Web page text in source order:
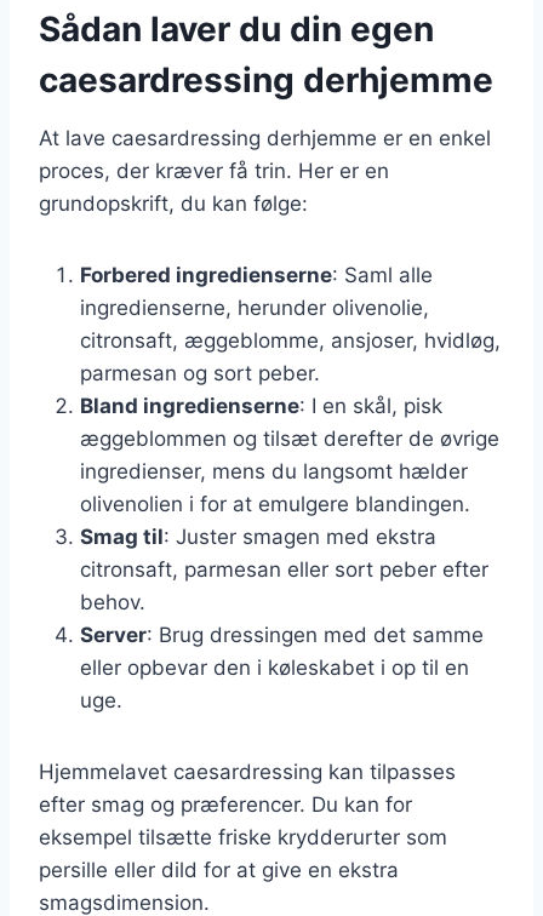
Sådan laver du din egen
caesardressing derhjemme
At lave caesardressing derhjemme er en enkel
proces, der kræver få trin. Her er en
grundopskrift, du kan følge:
Forbered ingredienserne: Saml alle
ingredienserne, herunder olivenolie,
citronsaft, æggeblomme, ansjoser, hvidløg,
parmesan og sort peber.
Bland ingredienserne: I en skål, pisk
æggeblommen og tilsæt derefter de øvrige
ingredienser, mens du langsomt hælder
olivenolien i for at emulgere blandingen.
Smag til: Juster smagen med ekstra
citronsaft, parmesan eller sort peber efter
behov.
Server: Brug dressingen med det samme
eller opbevar den i køleskabet i op til en
uge.
Hjemmelavet caesardressing kan tilpasses
efter smag og præferencer. Du kan for
eksempel tilsætte friske krydderurter som
persille eller dild for at give en ekstra
smagsdimension.